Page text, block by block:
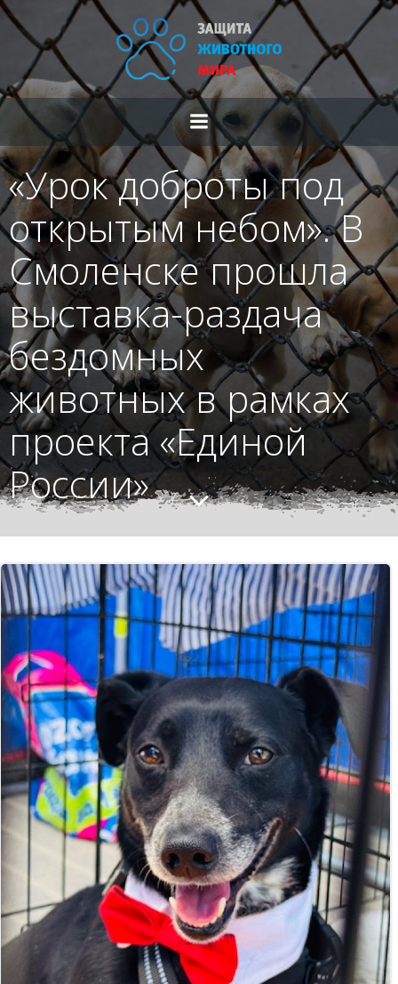
Перейти
к
содержимому
«Урок доброты под
открытым небом». В
Смоленске прошла
выставка-раздача
бездомных
животных в рамках
проекта «Единой
России»